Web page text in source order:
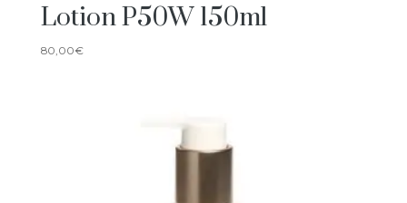
Lotion P50W 150ml
80,00€